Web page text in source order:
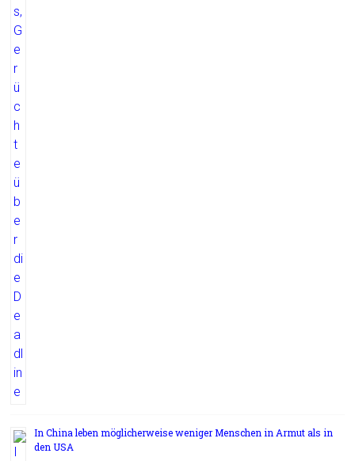
In China leben möglicherweise weniger Menschen in Armut als in
den USA